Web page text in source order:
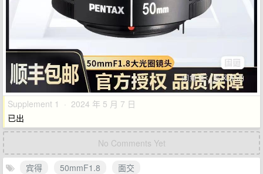
Supplement 1 · 2024 年 5 月 7 日
已出
No Comments Yet
宾得 50mmF1.8 面交